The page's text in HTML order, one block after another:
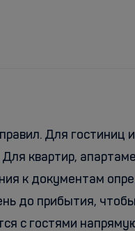
Для гостиниц
квартир,
к документам
до прибытия,
с гостями